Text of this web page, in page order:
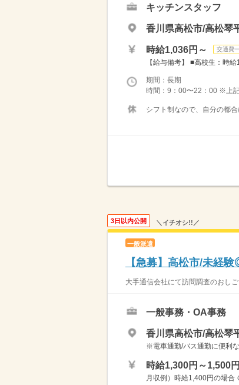
キッチンスタッフ
香川県高松市/高松琴
時給1,036円～ 交通費
【給与備考】 ■高校生：時
期間：長期
時間：9：00〜22：00 ※上
シフト制なので、自分の都
3日以内公開 ＼イチオシ!!／
一般派遣
【急募】高松市/未経
大手通信会社にて訪問調査のおし
一般事務・OA事務
香川県高松市/高松琴
※電車通勤/バス通勤に便利
時給1,300円～1,500円
月収例）時給1,400円の場合